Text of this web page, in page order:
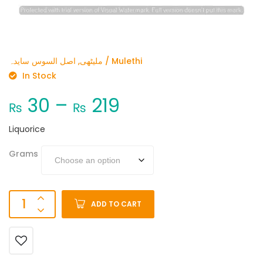
ملیٹھی, اصل السوس سایدہ / Mulethi
In Stock
₨ 30 – ₨ 219
Liquorice
Grams
ADD TO CART